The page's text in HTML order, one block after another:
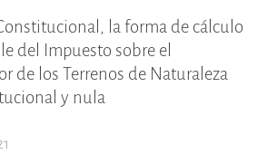
la forma de cálculo
del Impuesto sobre el
de los Terrenos de Naturaleza
y nula